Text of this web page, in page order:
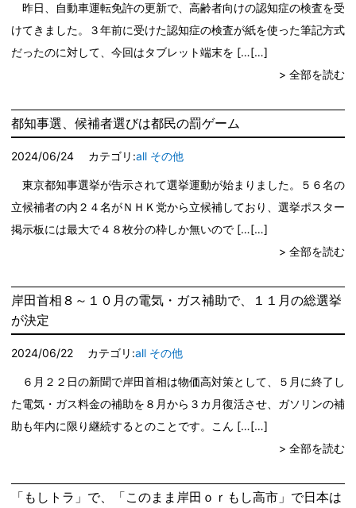
昨日、自動車運転免許の更新で、高齢者向けの認知症の検査を受
けてきました。３年前に受けた認知症の検査が紙を使った筆記方式
だったのに対して、今回はタブレット端末を […
> 全部を読む
都知事選、候補者選びは都民の罰ゲーム
2024/06/24 カテゴリ:all その他
東京都知事選挙が告示されて選挙運動が始まりました。５６名の
立候補者の内２４名がＮＨＫ党から立候補しており、選挙ポスター
掲示板には最大で４８枚分の枠しか無いので […
> 全部を読む
岸田首相８～１０月の電気・ガス補助で、１１月の総選挙
が決定
2024/06/22 カテゴリ:all その他
６月２２日の新聞で岸田首相は物価高対策として、５月に終了し
た電気・ガス料金の補助を８月から３カ月復活させ、ガソリンの補
助も年内に限り継続するとのことです。こん […
> 全部を読む
「もしトラ」で、「このまま岸田ｏｒもし高市」で日本は